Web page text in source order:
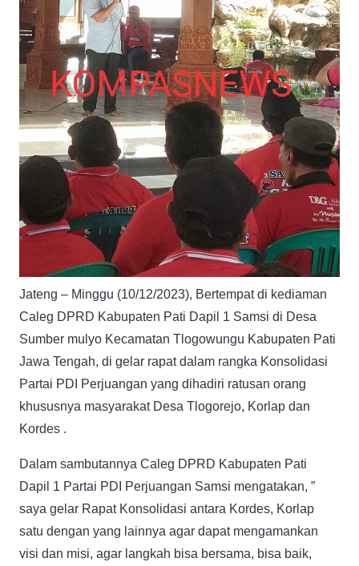
Jateng – Minggu (10/12/2023), Bertempat di kediaman
Caleg DPRD Kabupaten Pati Dapil 1 Samsi di Desa
Sumber mulyo Kecamatan Tlogowungu Kabupaten Pati
Jawa Tengah, di gelar rapat dalam rangka Konsolidasi
Partai PDI Perjuangan yang dihadiri ratusan orang
khususnya masyarakat Desa Tlogorejo, Korlap dan
Kordes .
Dalam sambutannya Caleg DPRD Kabupaten Pati
Dapil 1 Partai PDI Perjuangan Samsi mengatakan, ”
saya gelar Rapat Konsolidasi antara Kordes, Korlap
satu dengan yang lainnya agar dapat mengamankan
visi dan misi, agar langkah bisa bersama, bisa baik,